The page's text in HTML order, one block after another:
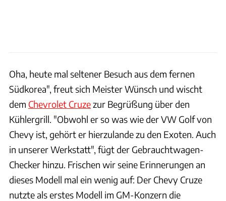
Oha, heute mal seltener Besuch aus dem fernen
Südkorea", freut sich Meister Wünsch und wischt
dem Chevrolet Cruzezur Begrüßung über den
Kühlergrill. "Obwohl er so was wie der VW Golf von
Chevy ist, gehört er hierzulande zu den Exoten. Auch
in unserer Werkstatt", fügt der Gebrauchtwagen-
Checker hinzu. Frischen wir seine Erinnerungen an
dieses Modell mal ein wenig auf: Der Chevy Cruze
nutzte als erstes Modell im GM-Konzern die